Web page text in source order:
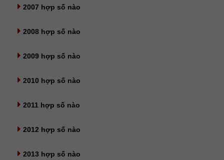
2007 hợp số nào
2008 hợp số nào
2009 hợp số nào
2010 hợp số nào
2011 hợp số nào
2012 hợp số nào
2013 hợp số nào